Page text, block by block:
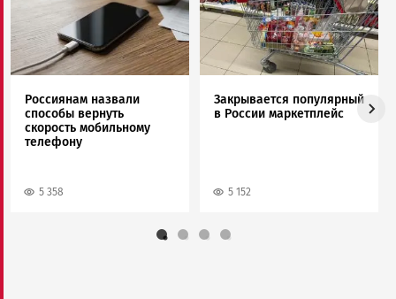
Россиянам назвали
способы вернуть
скорость мобильному
телефону
5 358
Закрывается популярный
в России маркетплейс
5 152